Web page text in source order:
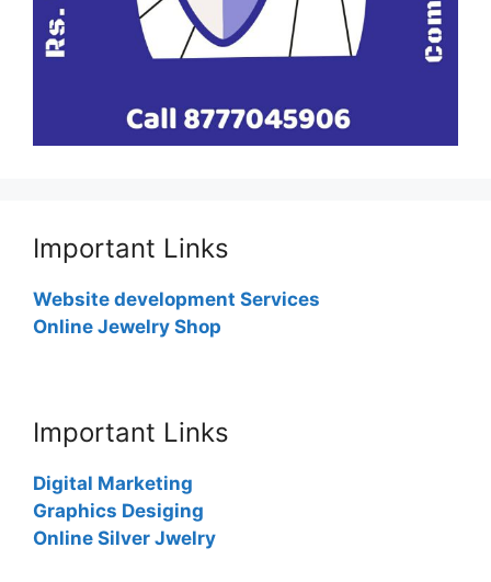
Important Links
Website development Services
Online Jewelry Shop
Important Links
Digital Marketing
Graphics Desiging
Online Silver Jwelry